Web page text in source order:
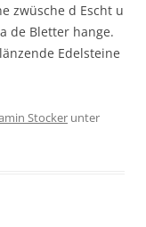
zwüsche d Escht u
de Bletter hange.
Edelsteine
Stocker unter